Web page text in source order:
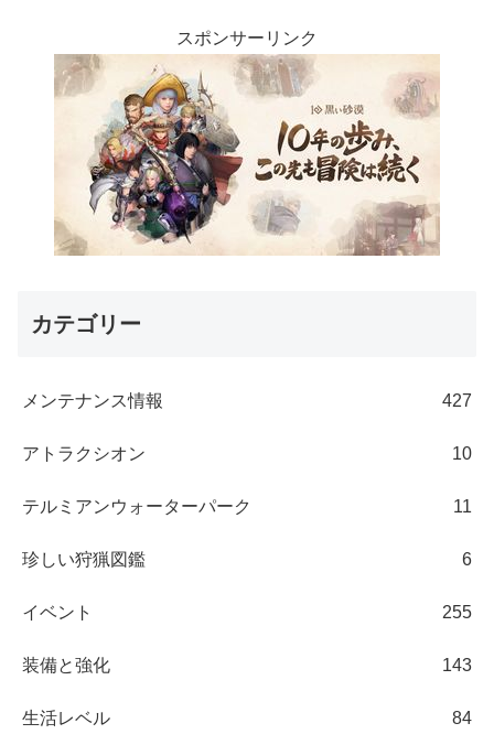
スポンサーリンク
カテゴリー
メンテナンス情報 427
アトラクシオン 10
テルミアンウォーターパーク 11
珍しい狩猟図鑑 6
イベント 255
装備と強化 143
生活レベル 84